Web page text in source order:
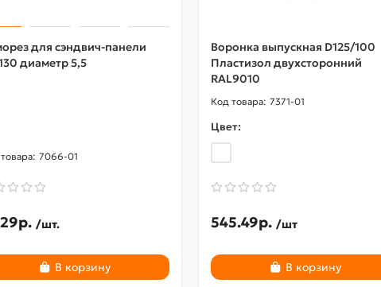
для сэндвич-панели
диаметр 5,5
7066-01
/шт.
В корзину
Воронка выпускная D125/100
Пластизол двухсторонний
RAL9010
7371-01
Цвет:
545.49р. /шт
В корзину